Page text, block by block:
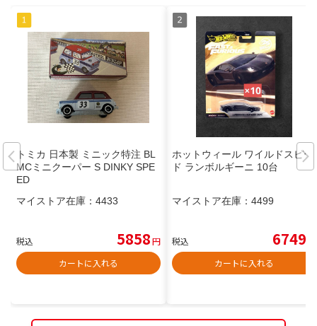
トミカ 日本製 ミニック特注 BL
MCミニクーパー S DINKY SPE
ED
マイストア在庫： 4433
税込 5858円
カートに入れる
ホットウィール ワイルドスピー
ド ランボルギーニ 10台
マイストア在庫： 4499
税込 6749
カートに入れる